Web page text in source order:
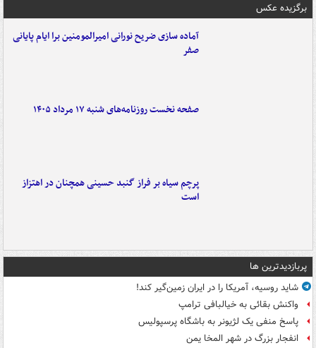
برگزیده عکس
آماده سازی ضریح نورانی امیرالمومنین برا ایام پایانی
صفر
صفحه نخست روزنامه‌های شنبه ۱۷ مرداد ۱۴۰۵
پرچم سیاه بر فراز گنبد حسینی همچنان در اهتزاز
است
پربازدیدترین ها
شاید روسیه، آمریکا را در ایران زمین‌گیر کند!
واکنش بقائی به خیالبافی ترامپ
پاسخ منفی یک لژیونر به باشگاه پرسپولیس
انفجار بزرگ در شهر المخا یمن